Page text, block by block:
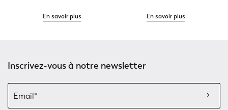
En savoir plus En savoir plus
Inscrivez-vous à notre newsletter